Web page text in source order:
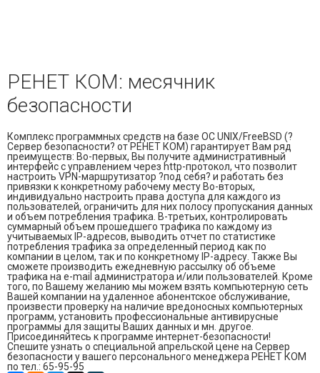
— Пожарная сигнализация
РЕНЕТ КОМ: месячник
безопасности
Комплекс программных средств на базе ОС UNIX/FreeBSD (?
Сервер безопасности? от РЕНЕТ КОМ) гарантирует Вам ряд
преимуществ: Во-первых, Вы получите административный
интерфейс с управлением через http-протокол, что позволит
настроить VPN-маршрутизатор ?под себя? и работать без
привязки к конкретному рабочему месту Во-вторых,
индивидуально настроить права доступа для каждого из
пользователей, ограничить для них полосу пропускания данных
и объем потребления трафика. В-третьих, контролировать
суммарный объем прошедшего трафика по каждому из
учитываемых IP-адресов, выводить отчет по статистике
потребления трафика за определенный период как по
компании в целом, так и по конкретному IP-адресу. Также Вы
сможете производить ежедневную рассылку об объеме
трафика на e-mail администратора и/или пользователей. Кроме
того, по Вашему желанию мы можем взять компьютерную сеть
Вашей компании на удаленное абонентское обслуживание,
произвести проверку на наличие вредоносных компьютерных
программ, установить профессиональные антивирусные
программы для защиты Ваших данных и мн. другое.
Присоединяйтесь к программе интернет-безопасности!
Спешите узнать о специальной апрельской цене на Сервер
безопасности у вашего персонального менеджера РЕНЕТ КОМ
по тел.: 65-95-95